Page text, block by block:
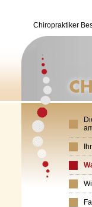
Chiropraktiker